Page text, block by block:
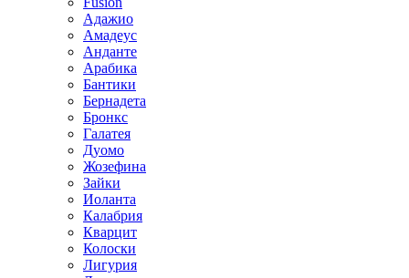
Адажио
Амадеус
Анданте
Арабика
Бантики
Бернадета
Бронкс
Галатея
Дуомо
Жозефина
Зайки
Иоланта
Калабрия
Кварцит
Колоски
Лигурия